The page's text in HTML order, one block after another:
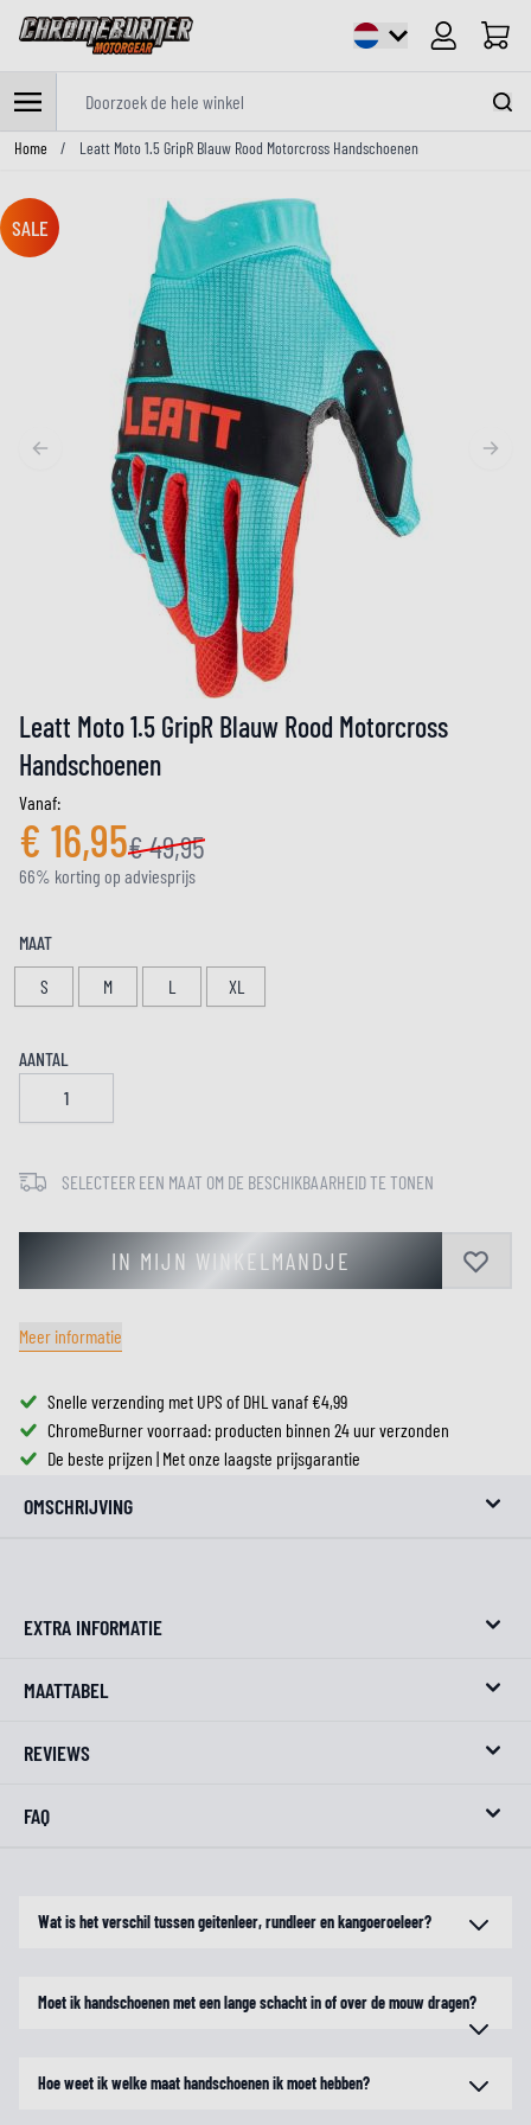
Cart
Ga naar de inhoud
Home / Leatt Moto 1.5 GripR Blauw Rood Motorcross Handschoenen
SALE
Leatt Moto 1.5 GripR Blauw Rood Motorcross
Handschoenen
Vanaf:
€ 16,95€ 49,95
66% korting op adviesprijs
MAAT
S
M L XL
AANTAL
SELECTEER EEN MAAT OM DE BESCHIKBAARHEID TE TONEN
IN MIJN WINKELMANDJE
Meer informatie
Snelle verzending met UPS of DHL vanaf €4,99
ChromeBurner voorraad: producten binnen 24 uur verzonden
De beste prijzen | Met onze laagste prijsgarantie
OMSCHRIJVING
EXTRA INFORMATIE
MAATTABEL
REVIEWS
FAQ
Wat is het verschil tussen geitenleer, rundleer en kangoeroeleer?
Moet ik handschoenen met een lange schacht in of over de mouw dragen?
Hoe weet ik welke maat handschoenen ik moet hebben?